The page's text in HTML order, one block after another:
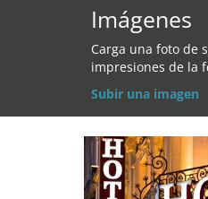
Imágenes
Carga una foto de
impresiones de la
Subir una imagen